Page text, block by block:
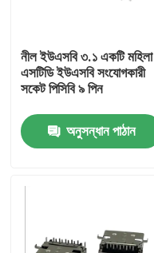
নীল ইউএসবি ৩.১ একটি মহিলা
এসটিডি ইউএসবি সংযোগকারী
সকেট পিসিবি ৯ পিন
অনুসন্ধান পাঠান